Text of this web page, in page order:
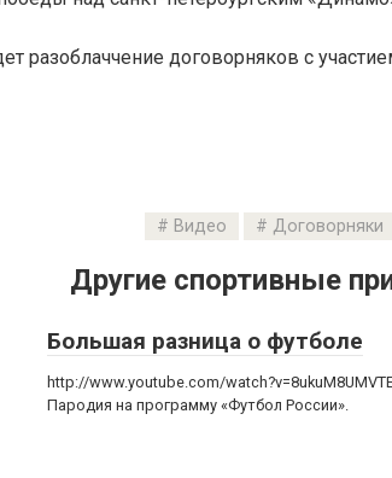
разоблаччение договорняков с
Видео Договорняки
Другие спортивные
Большая разница о футболе
http://www.youtube.com/
Пародия на программу «Футбол России».